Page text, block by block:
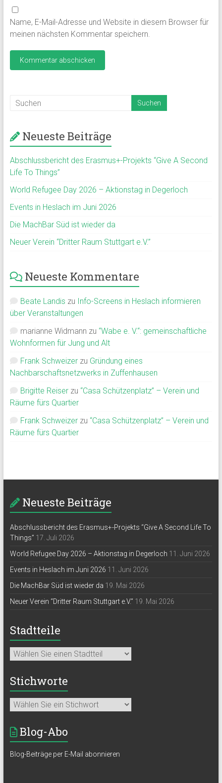
Name, E-Mail-Adresse und Website in diesem Browser für
meinen nächsten Kommentar speichern.
Neueste Beiträge
Abschlussbericht des Erasmus+-Projekts “Give A Second
Life To Things”
World Refugee Day 2026 – Aktionstag in Degerloch
Events in Heslach im Juni 2026
Die MachBar Süd ist wieder da
Neuer Verein “Dritter Raum Stuttgart e.V.”
Neueste Kommentare
Beate Landis zu Info-Screens in Heslach informieren
über Veranstaltungen
marianne Widmann zu “Wabe e. V.“: gemeinschaftliche
Wohnformen für Jung und Alt
Frank Schweizerzu Gründung eines
Nachbarschaftsnetzwerks in Zuffenhausen
Brigitte Reiserzu “Casa Schützenplatz” – Verein und
Räume fürs Quartier
Frank Schweizerzu “Casa Schützenplatz” – Verein und
Räume fürs Quartier
Neueste Beiträge
Abschlussbericht des Erasmus+-Projekts “Give A Second Life To
Things” 17. Juli 2026
World Refugee Day 2026 – Aktionstag in Degerloch 11. Juni 2026
Events in Heslach im Juni 2026 11. Juni 2026
Die MachBar Süd ist wieder da 19. Mai 2026
Neuer Verein “Dritter Raum Stuttgart e.V.” 19. Mai 2026
Stadtteile
Stichworte
Blog-Abo
Blog-Beiträge per E-Mail abonnieren